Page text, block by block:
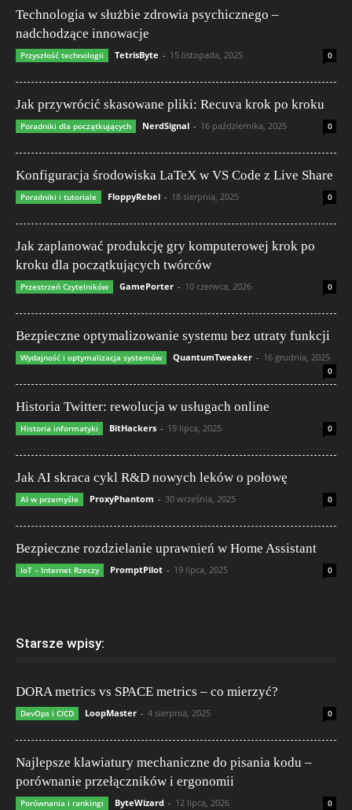
Technologia w służbie zdrowia psychicznego –
nadchodzące innowacje
Przyszłość technologii TetrisByte - 15 listopada, 2025 0
Jak przywrócić skasowane pliki: Recuva krok po kroku
Poradniki dla początkujących NerdSignal - 16 października, 2025 0
Konfiguracja środowiska LaTeX w VS Code z Live Share
Poradniki i tutoriale FloppyRebel - 18 sierpnia, 2025 0
Jak zaplanować produkcję gry komputerowej krok po
kroku dla początkujących twórców
Przestrzeń Czytelników GamePorter - 10 czerwca, 2026 0
Bezpieczne optymalizowanie systemu bez utraty funkcji
Wydajność i optymalizacja systemów QuantumTweaker - 16 grudnia, 2025
0
Historia Twitter: rewolucja w usługach online
Historia informatyki BitHackers - 19 lipca, 2025 0
Jak AI skraca cykl R&D nowych leków o połowę
AI w przemyśle ProxyPhantom - 30 września, 2025 0
Bezpieczne rozdzielanie uprawnień w Home Assistant
IoT – Internet Rzeczy PromptPilot - 19 lipca, 2025 0
Starsze wpisy:
DORA metrics vs SPACE metrics – co mierzyć?
DevOps i CICD LoopMaster - 4 sierpnia, 2025 0
Najlepsze klawiatury mechaniczne do pisania kodu –
porównanie przełączników i ergonomii
Porównania i rankingi ByteWizard - 12 lipca, 2026 0